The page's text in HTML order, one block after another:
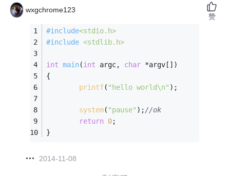
wxgchrome123
#include<stdio.h>
#include <stdlib.h>
int main(int argc, char *argv[])
{
printf( "hello world\n" );
system( "pause" );//ok
return 0;
}
2014-11-08
赞